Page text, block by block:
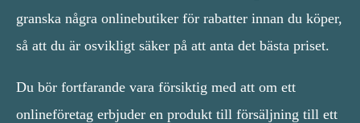
granska några onlinebutiker för rabatter innan du köper,
så att du är osvikligt säker på att anta det bästa priset.
Du bör fortfarande vara försiktig med att om ett
onlineföretag erbjuder en produkt till försäljning till ett